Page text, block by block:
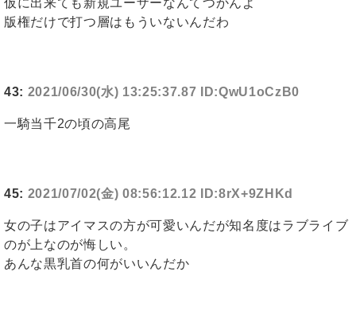
仮に出来ても新規ユーザーなんてつかんよ
版権だけで打つ層はもういないんだわ
43: 2021/06/30(水) 13:25:37.87 ID:QwU1oCzB0
一騎当千2の頃の高尾
45: 2021/07/02(金) 08:56:12.12 ID:8rX+9ZHKd
女の子はアイマスの方が可愛いんだが知名度はラブライブ
のが上なのが悔しい。
あんな黒乳首の何がいいんだか